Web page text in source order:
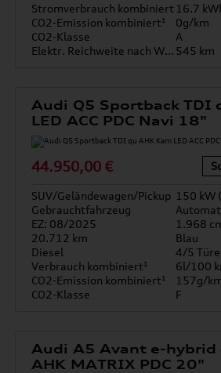
Stromverbrauch kombiniert 16.7
CO2-Emission kombiniert¹
0g/km
CO2-Klasse
A
Elektr. Reichweite nach WLTP* 545 km
Audi Q5 Sportback TDI
LED ACC PDC Navi 18"
44.950,00 €
SUV/Geländewagen/Pickup 150 kW
Gebrauchtfahrzeug
EZ: 08/2025
1.968
20.712 km
Blau
Diesel
4/5
Verbrauch kombiniert¹
6l/100
CO2-Emission kombiniert¹
157g/
CO2-Klasse
F
Audi A5 Avant e-hybrid
AHK MATRIX PDC 20"